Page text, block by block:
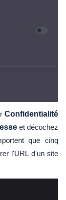
Confidentialité
et décochez
que cinq
l'URL d'un site